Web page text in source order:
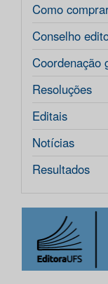
Como
Conselho
Coordenação
Resoluções
Editais
Notícias
Resultados